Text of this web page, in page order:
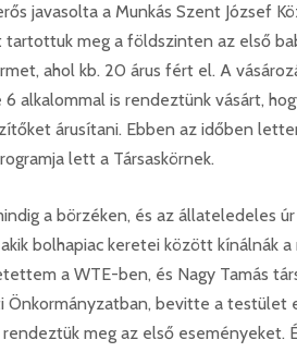
javasolta a Munkás Szent József
meg a földszinten az első
ahol kb. 20 árus fért el. A
alkalommal is rendeztünk vásárt,
árusítani. Ebben az időben
lett a Társaskörnek.
a börzéken, és az állateledeles
bolhapiac keretei között kínálnák
a WTE-ben, és Nagy Tamás
Önkormányzatban, bevitte a
meg az első eseményeket.